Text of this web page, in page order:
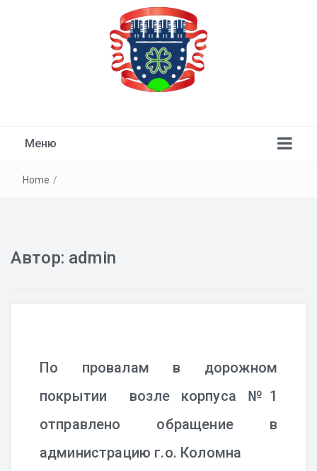
Меню
Home /
Автор: admin
По провалам в дорожном
покрытии возле корпуса №1
отправлено обращение в
администрацию г.о. Коломна